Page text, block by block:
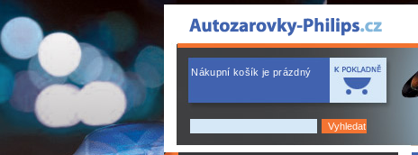
Nákupní košík je prázdný